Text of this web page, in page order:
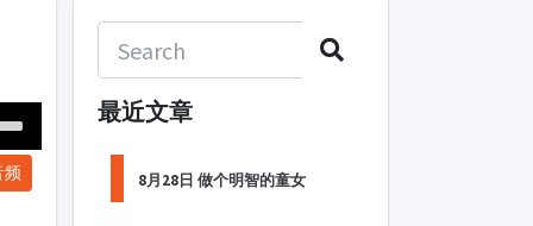
频
最近文章
8月28日 做个明智的童女